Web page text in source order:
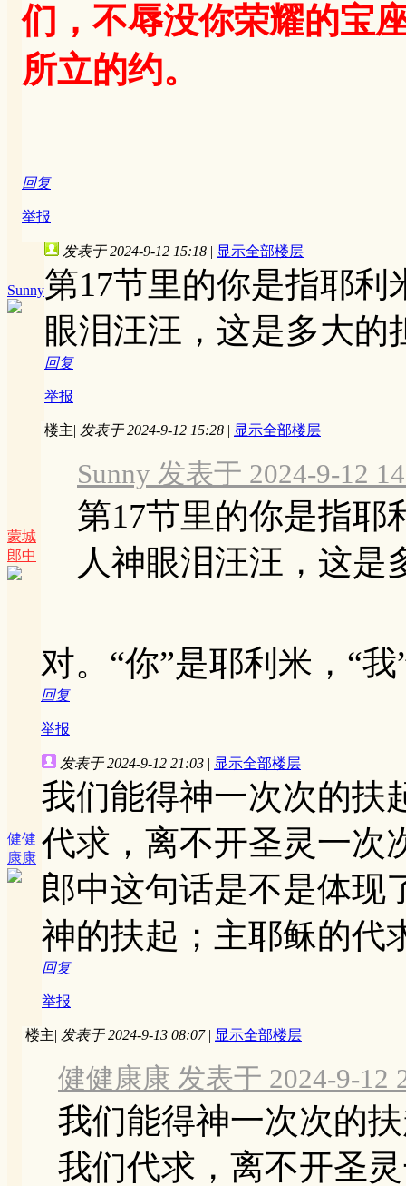
们，不辱没你荣耀的宝
所立的约。
回复
举报
Sunny
发表于 2024-9-12 15:18 | 显示全部楼层
第17节里的你是指耶
眼泪汪汪，这是多大的
回复
举报
蒙城
郎中
楼主| 发表于 2024-9-12 15:28 | 显示全部楼层
Sunny 发表于 2024-9-12
第17节里的你是指耶
人神眼泪汪汪，这是
对。“你”是耶利米，“
回复
举报
健健
康康
发表于 2024-9-12 21:03 | 显示全部楼层
我们能得神一次次的扶
代求，离不开圣灵一次
郎中这句话是不是体现
神的扶起；主耶稣的代
回复
举报
楼主| 发表于 2024-9-13 08:07 | 显示全部楼层
健健康康 发表于 2024-9-12
我们能得神一次次的
我们代求，离不开圣